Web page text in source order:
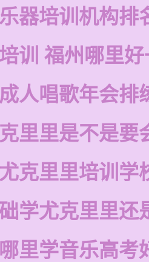
器培训机构排
训 福州哪里
人唱歌年会排
里里是不是要
克里里培训学
学尤克里里还
里学音乐高考